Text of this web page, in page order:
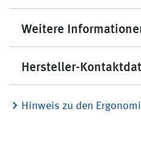
Weitere
Hersteller-
Hinweis zu den